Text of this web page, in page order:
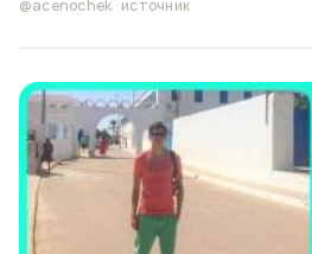
@acenochek · источник